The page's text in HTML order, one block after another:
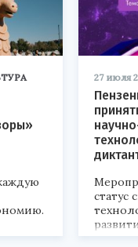
27 июля
статус